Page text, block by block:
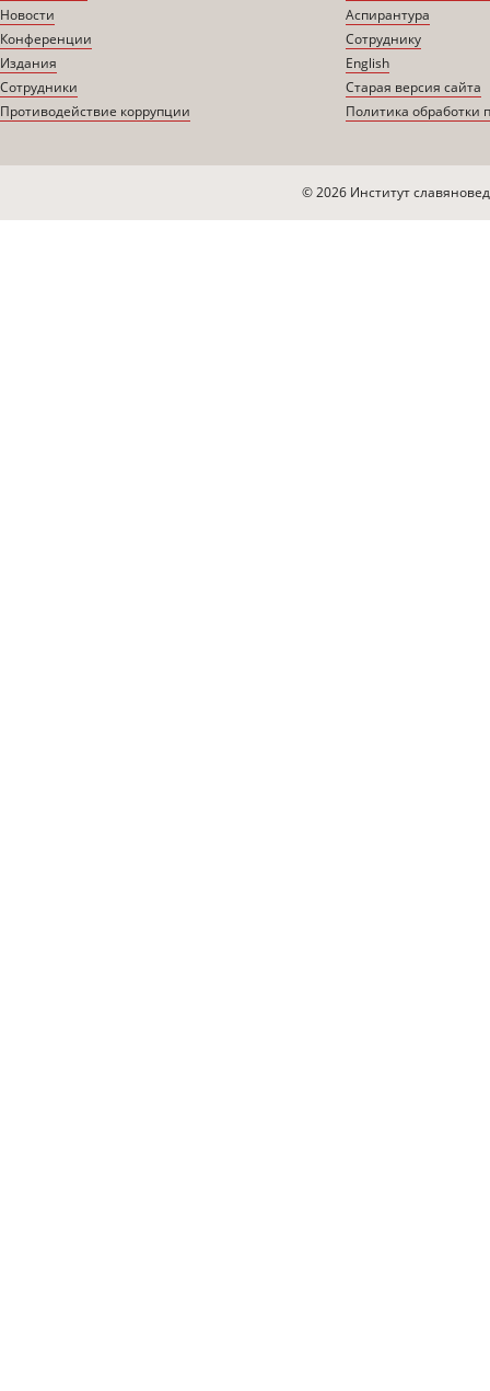
Новости
Конференции
Издания
Сотрудники
Противодействие коррупции
Аспирантура
Сотруднику
English
Старая версия сайта
Политика обработки
© 2026 Институт